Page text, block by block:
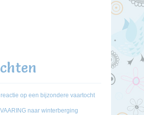
op een bijzondere vaartocht
naar winterberging